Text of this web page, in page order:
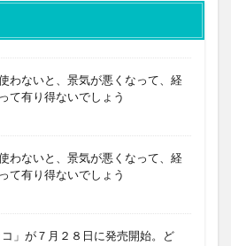
わないと、景気が悪くなって、経
て有り得ないでしょう
わないと、景気が悪くなって、経
て有り得ないでしょう
」が７月２８日に発売開始。ど